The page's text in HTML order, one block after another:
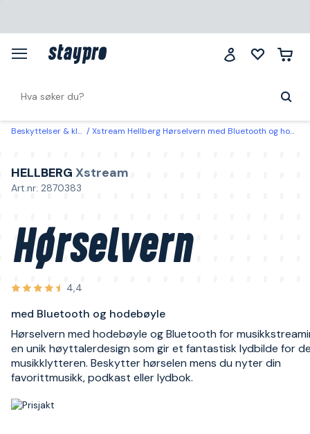
Beskyttelser & klær Xstream Hellberg Hørselvern med Bluetooth og hodebøyle
HELLBERG Xstream
Art.nr: 2870383
Hørselvern
4,4
med Bluetooth og hodebøyle
Hørselvern med hodebøyle og Bluetooth for
en unik høyttalerdesign som gir et fantastisk lydbilde for
musikklytteren. Beskytter hørselen mens du nyter din
favorittmusikk, podkast eller lydbok.